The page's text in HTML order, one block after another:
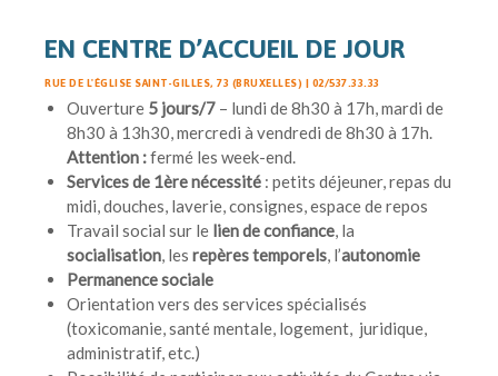
EN CENTRE D’ACCUEIL DE JOUR
RUE DE L'ÉGLISE SAINT-GILLES, 73 (BRUXELLES) | 02/537.33.33
Ouverture 5 jours/7 – lundi de 8h30 à 17h, mardi de
8h30 à 13h30, mercredi à vendredi de 8h30 à 17h.
Attention :fermé les week-end.
Services de 1ère nécessité : petits déjeuner, repas du
midi, douches, laverie, consignes, espace de repos
Travail social sur le lien de confiance, la
socialisation, les repères temporels, l’autonomie
Permanence sociale
Orientation vers des services spécialisés
(toxicomanie, santé mentale, logement, juridique,
administratif, etc.)